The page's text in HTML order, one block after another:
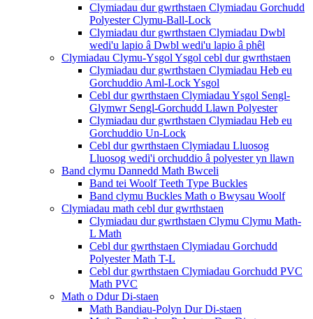
Clymiadau dur gwrthstaen Clymiadau Gorchudd
Polyester Clymu-Ball-Lock
Clymiadau dur gwrthstaen Clymiadau Dwbl
wedi'u lapio â Dwbl wedi'u lapio â phêl
Clymiadau Clymu-Ysgol Ysgol cebl dur gwrthstaen
Clymiadau dur gwrthstaen Clymiadau Heb eu
Gorchuddio Aml-Lock Ysgol
Cebl dur gwrthstaen Clymiadau Ysgol Sengl-
Glymwr Sengl-Gorchudd Llawn Polyester
Clymiadau dur gwrthstaen Clymiadau Heb eu
Gorchuddio Un-Lock
Cebl dur gwrthstaen Clymiadau Lluosog
Lluosog wedi'i orchuddio â polyester yn llawn
Band clymu Dannedd Math Bwceli
Band tei Woolf Teeth Type Buckles
Band clymu Buckles Math o Bwysau Woolf
Clymiadau math cebl dur gwrthstaen
Clymiadau dur gwrthstaen Clymu Clymu Math-
L Math
Cebl dur gwrthstaen Clymiadau Gorchudd
Polyester Math T-L
Cebl dur gwrthstaen Clymiadau Gorchudd PVC
Math PVC
Math o Ddur Di-staen
Math Bandiau-Polyn Dur Di-staen